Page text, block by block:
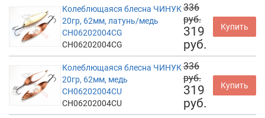
Колеблющаяся блесна ЧИНУК
20гр, 62мм, латунь/медь
CH06202004CG
CH06202004CG
336
руб.
319
руб.
Купить
Колеблющаяся блесна ЧИНУК
20гр, 62мм, медь
CH06202004CU
CH06202004CU
336
руб.
319
руб.
Купить